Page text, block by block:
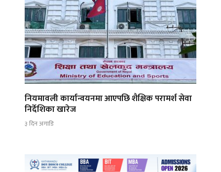
नियमावली कार्यान्वयनमा आएपछि शैक्षिक परामर्श सेवा
निर्देशिका खारेज
३ दिन अगाडि